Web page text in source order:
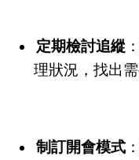
定期檢討追縱
理狀況，找出
制訂開會模式